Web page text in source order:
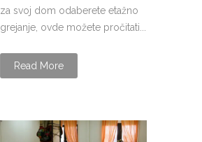
za svoj dom odaberete etažno
grejanje, ovde možete pročitati...
Read More